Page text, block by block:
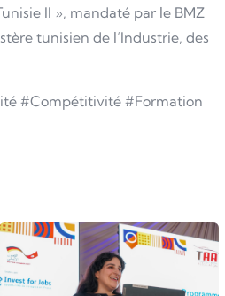
II », mandaté par le BMZ
tunisien de l’Industrie, des
#Compétitivité #Formation